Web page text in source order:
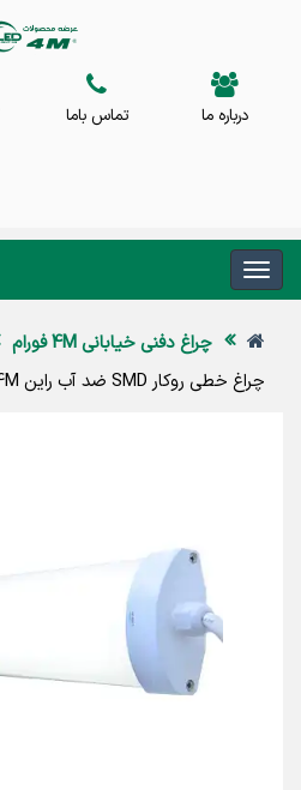
درباره ما تماس باما
چراغ دفنی خیابانی 4M فورام
چراغ خطی روکار SMD ضد آب راین 4M